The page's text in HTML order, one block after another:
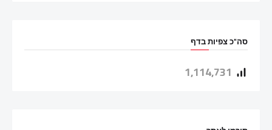
סה"כ צפיות בדף
1,114,731